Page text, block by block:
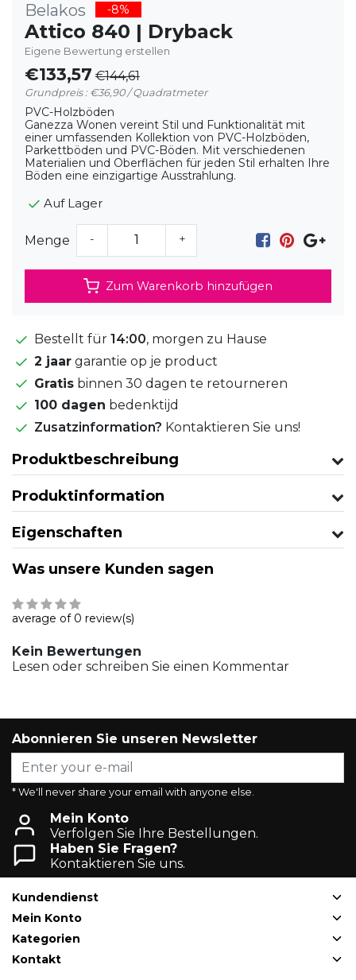
Belakos -8%
Attico 840 | Dryback
Eigene Bewertung erstellen
€133,57 €144,61
Grundpreis : €36,90 / Quadratmeter
PVC-Holzböden
Ganezza Wonen vereint Stil und Funktionalität mit
einer umfassenden Kollektion von PVC-Holzböden,
Parkettböden und PVC-Böden. Mit verschiedenen
Materialien und Oberflächen für jeden Stil erhalten Ihre
Böden eine einzigartige Ausstrahlung.
Auf Lager
Menge - +
Zum Warenkorb hinzufügen
Bestellt für 14:00, morgen zu Hause
2 jaar garantie op je product
Gratis binnen 30 dagen te retourneren
100 dagen bedenktijd
Zusatzinformation? Kontaktieren Sie uns!
Produktbeschreibung
Produktinformation
Eigenschaften
Was unsere Kunden sagen
average of 0 review(s)
Kein Bewertungen
Lesen oder schreiben Sie einen Kommentar
Abonnieren Sie unseren Newsletter
* We'll never share your email with anyone else.
Mein Konto
Verfolgen Sie Ihre Bestellungen.
Haben Sie Fragen?
Kontaktieren Sie uns.
Kundendienst
Mein Konto
Kategorien
Kontakt